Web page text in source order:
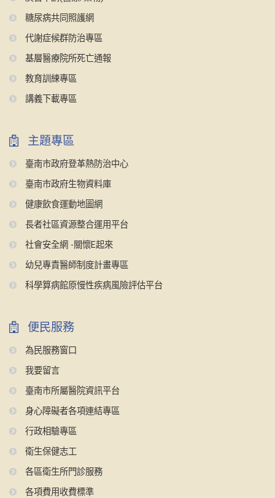
糖尿病共同照護網
代謝症候群防治專區
基層醫療院所死亡通報
教育訓練專區
講義下載專區
主題專區
臺南市政府登革熱防治中心
臺南市政府生物資料庫
健康飲食運動地圖網
長者社區資源整合運用平台
社會安全網 -關懷E起來
幼兒專責醫師制度計畫專區
科學算病館原慢性疾病風險評估平台
便民服務
為民服務窗口
我要留言
臺南市所屬醫院資訊平台
身心障礙者各項連結專區
行政相驗專區
衛生保健志工
各區衛生所門診服務
各項費用收費標準